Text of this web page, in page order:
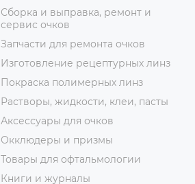
Сборка и выправка, ремонт и
сервис очков
Запчасти для ремонта очков
Изготовление рецептурных линз
Покраска полимерных линз
Растворы, жидкости, клеи, пасты
Аксессуары для очков
Окклюдеры и призмы
Товары для офтальмологии
Книги и журналы